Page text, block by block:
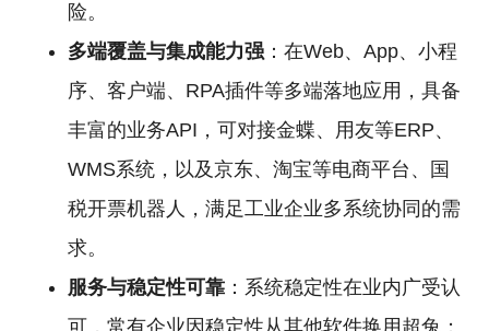
险。
多端覆盖与集成能力强 ：在Web、App、小程
序、客户端、RPA插件等多端落地应用，具备
丰富的业务API，可对接金蝶、用友等ERP、
WMS系统，以及京东、淘宝等电商平台、国
税开票机器人，满足工业企业多系统协同的需
求。
服务与稳定性可靠 ：系统稳定性在业内广受认
可，常有企业因稳定性从其他软件换用超兔；